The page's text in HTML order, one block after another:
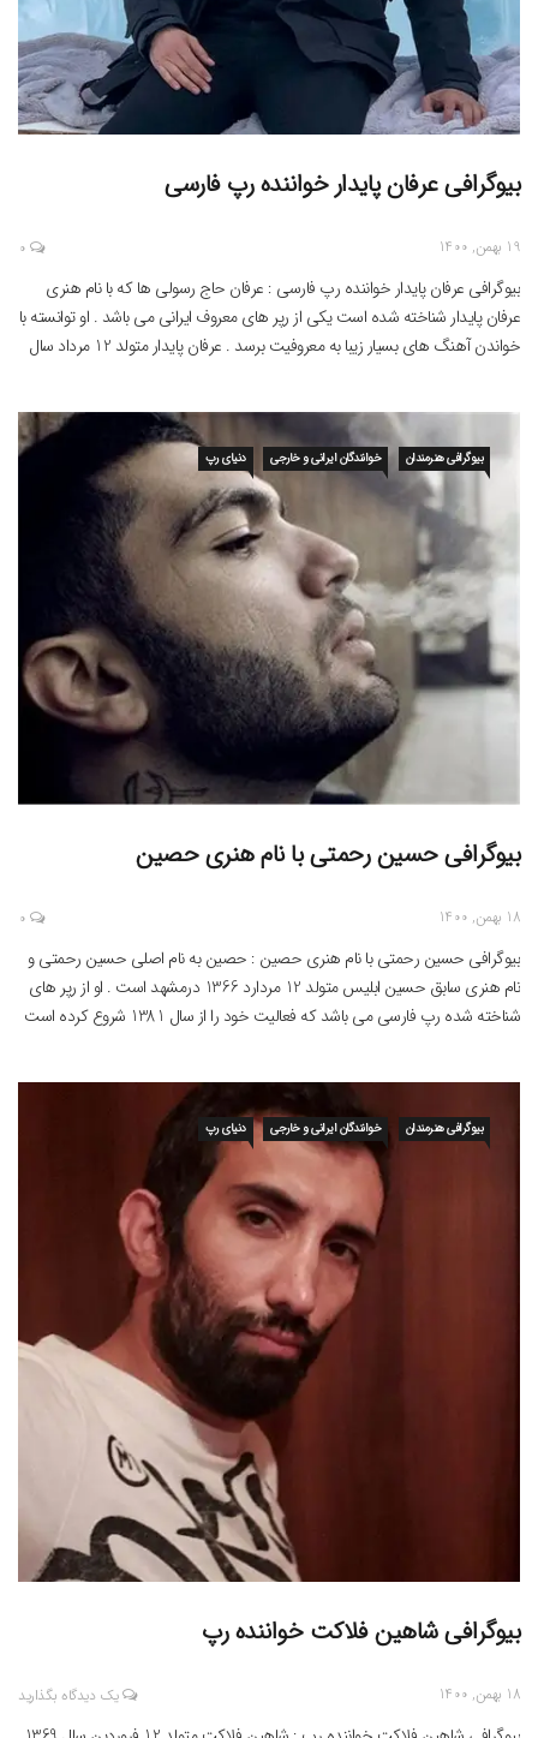
بیوگرافی عرفان پایدار خواننده رپ فارسی
19 بهمن, 1400 0
بیوگرافی عرفان پایدار خواننده رپ فارسی : عرفان حاج رسولی ها که با نام هنری
عرفان پایدار شناخته شده است یکی از رپر های معروف ایرانی می باشد . او توانسته با
خواندن آهنگ های بسیار زیبا به معروفیت برسد . عرفان پایدار متولد 12 مرداد سال
بیوگرافی هنرمندان خوانندگان ایرانی و خارجی دنیای رپ
بیوگرافی حسین رحمتی با نام هنری حصین
18 بهمن, 1400 0
بیوگرافی حسین رحمتی با نام هنری حصین : حصین به نام اصلی حسین رحمتی و
نام هنری سابق حسین ابلیس متولد 12 مردارد 1366 درمشهد است . او از رپر های
شناخته شده رپ فارسی می باشد که فعالیت خود را از سال 1381 شروع کرده است
بیوگرافی هنرمندان خوانندگان ایرانی و خارجی دنیای رپ
بیوگرافی شاهین فلاکت خواننده رپ
18 بهمن, 1400 یک دیدگاه بگذارید